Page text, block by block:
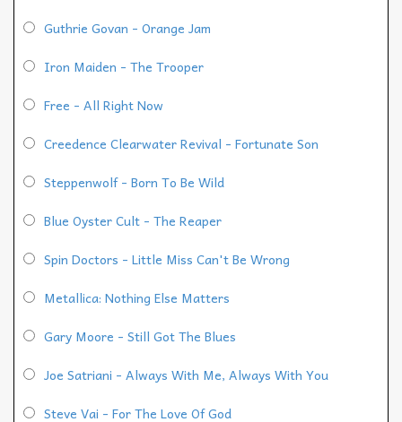
Guthrie Govan - Orange Jam
Iron Maiden - The Trooper
Free - All Right Now
Creedence Clearwater Revival - Fortunate Son
Steppenwolf - Born To Be Wild
Blue Oyster Cult - The Reaper
Spin Doctors - Little Miss Can't Be Wrong
Metallica: Nothing Else Matters
Gary Moore - Still Got The Blues
Joe Satriani - Always With Me, Always With You
Steve Vai - For The Love Of God